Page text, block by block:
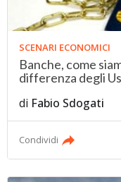
SCENARI ECONOMICI
Banche, come
differenza degli
di Fabio Sdogati
Condividi